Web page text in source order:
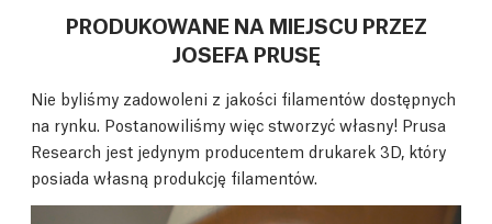
PRODUKOWANE NA MIEJSCU PRZEZ
JOSEFA PRUSĘ
Nie byliśmy zadowoleni z jakości filamentów dostępnych
na rynku. Postanowiliśmy więc stworzyć własny! Prusa
Research jest jedynym producentem drukarek 3D, który
posiada własną produkcję filamentów.